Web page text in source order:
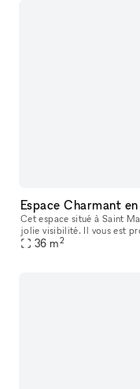
Espace Charmant
Cet espace situé à Saint
jolie visibilité. Il vous est
organiser vos prochains
36 m2